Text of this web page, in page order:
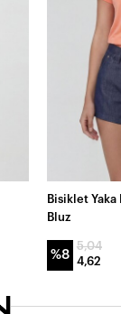
Bisiklet
Bluz
%8
5,04
4,62